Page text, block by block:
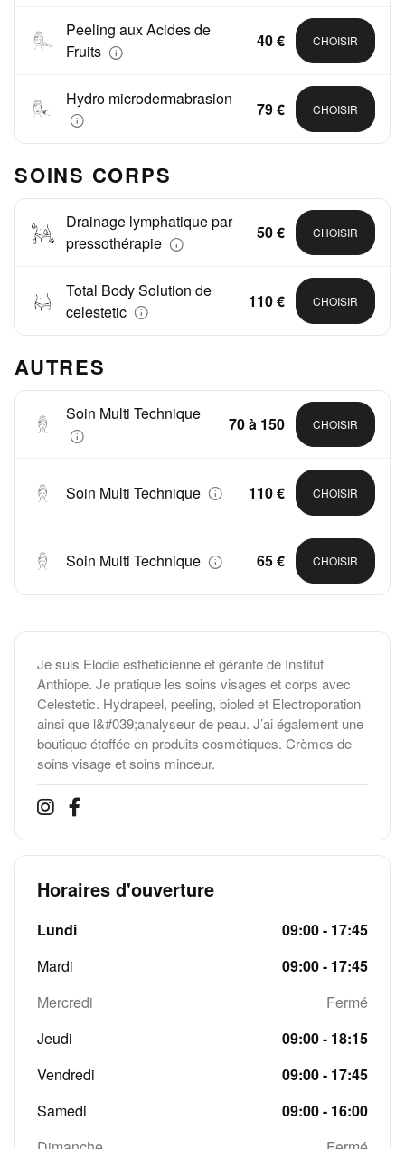
Peeling aux Acides de
Fruits
40 € CHOISIR
Hydro microdermabrasion
79 € CHOISIR
SOINS CORPS
Drainage lymphatique par
pressothérapie
50 € CHOISIR
Total Body Solution de
celestetic
110 € CHOISIR
AUTRES
Soin Multi Technique
70 à 150 CHOISIR
Soin Multi Technique 110 € CHOISIR
Soin Multi Technique 65 € CHOISIR
Je suis Elodie estheticienne et gérante de Institut
Anthiope. Je pratique les soins visages et corps avec
Celestetic. Hydrapeel, peeling, bioled et Electroporation
ainsi que l&#039;analyseur de peau. J’ai également une
boutique étoffée en produits cosmétiques. Crèmes de
soins visage et soins minceur.
Horaires d'ouverture
Lundi
09:00 - 17:45
Mardi
09:00 - 17:45
Mercredi
Fermé
Jeudi
09:00 - 18:15
Vendredi
09:00 - 17:45
Samedi
09:00 - 16:00